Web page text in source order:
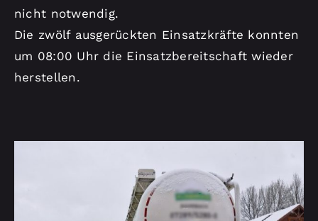
nicht notwendig.
Die zwölf ausgerückten Einsatzkräfte konnten
um 08:00 Uhr die Einsatzbereitschaft wieder
herstellen.